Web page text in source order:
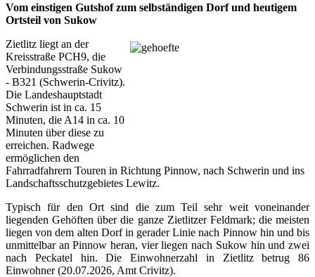
Vom einstigen Gutshof zum selbständigen Dorf und heutigem
Ortsteil von Sukow
Zietlitz liegt an der
Kreisstraße PCH9, die
Verbindungsstraße Sukow
- B321 (Schwerin-Crivitz).
Die Landeshauptstadt
Schwerin ist in ca. 15
Minuten, die A14 in ca. 10
Minuten über diese zu
erreichen. Radwege
ermöglichen den
Fahrradfahrern Touren in Richtung Pinnow, nach Schwerin und ins
Landschaftsschutzgebietes Lewitz.
Typisch für den Ort sind die zum Teil sehr weit voneinander
liegenden Gehöften über die ganze Zietlitzer Feldmark; die meisten
liegen von dem alten Dorf in gerader Linie nach Pinnow hin und bis
unmittelbar an Pinnow heran, vier liegen nach Sukow hin und zwei
nach Peckatel hin. Die Einwohnerzahl in Zietlitz betrug 86
Einwohner (20.07.2026, Amt Crivitz).